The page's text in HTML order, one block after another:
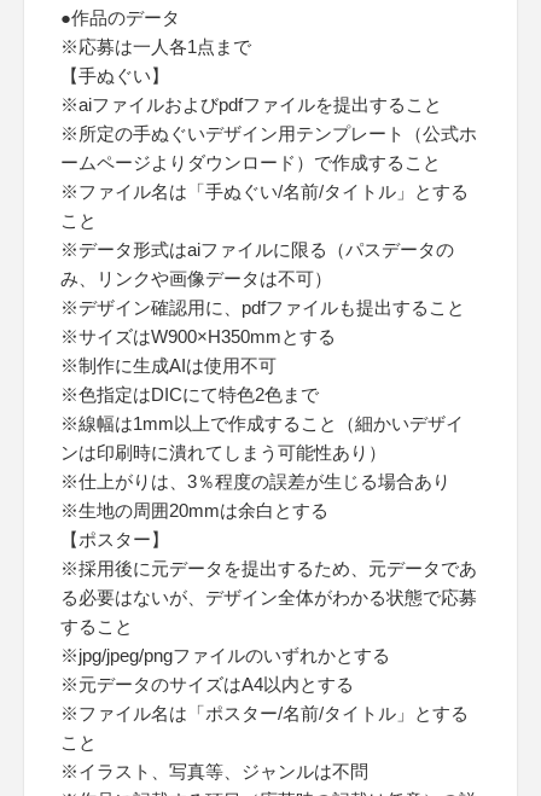
●作品のデータ
※応募は一人各1点まで
【手ぬぐい】
※aiファイルおよびpdfファイルを提出すること
※所定の手ぬぐいデザイン用テンプレート（公式ホ
ームページよりダウンロード）で作成すること
※ファイル名は「手ぬぐい/名前/タイトル」とする
こと
※データ形式はaiファイルに限る（パスデータの
み、リンクや画像データは不可）
※デザイン確認用に、pdfファイルも提出すること
※サイズはW900×H350mmとする
※制作に生成AIは使用不可
※色指定はDICにて特色2色まで
※線幅は1mm以上で作成すること（細かいデザイ
ンは印刷時に潰れてしまう可能性あり）
※仕上がりは、3％程度の誤差が生じる場合あり
※生地の周囲20mmは余白とする
【ポスター】
※採用後に元データを提出するため、元データであ
る必要はないが、デザイン全体がわかる状態で応募
すること
※jpg/jpeg/pngファイルのいずれかとする
※元データのサイズはA4以内とする
※ファイル名は「ポスター/名前/タイトル」とする
こと
※イラスト、写真等、ジャンルは不問